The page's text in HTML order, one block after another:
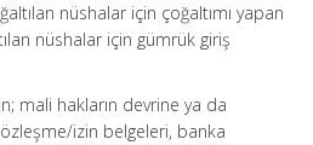
nüshalar için çoğaltımı yapan
nüshalar için gümrük giriş
mali hakların devrine ya da
izin belgeleri, banka